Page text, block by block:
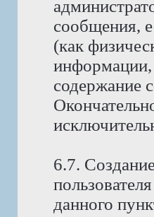
сообщения,
(как
информации,
содержание
6.7.
данного